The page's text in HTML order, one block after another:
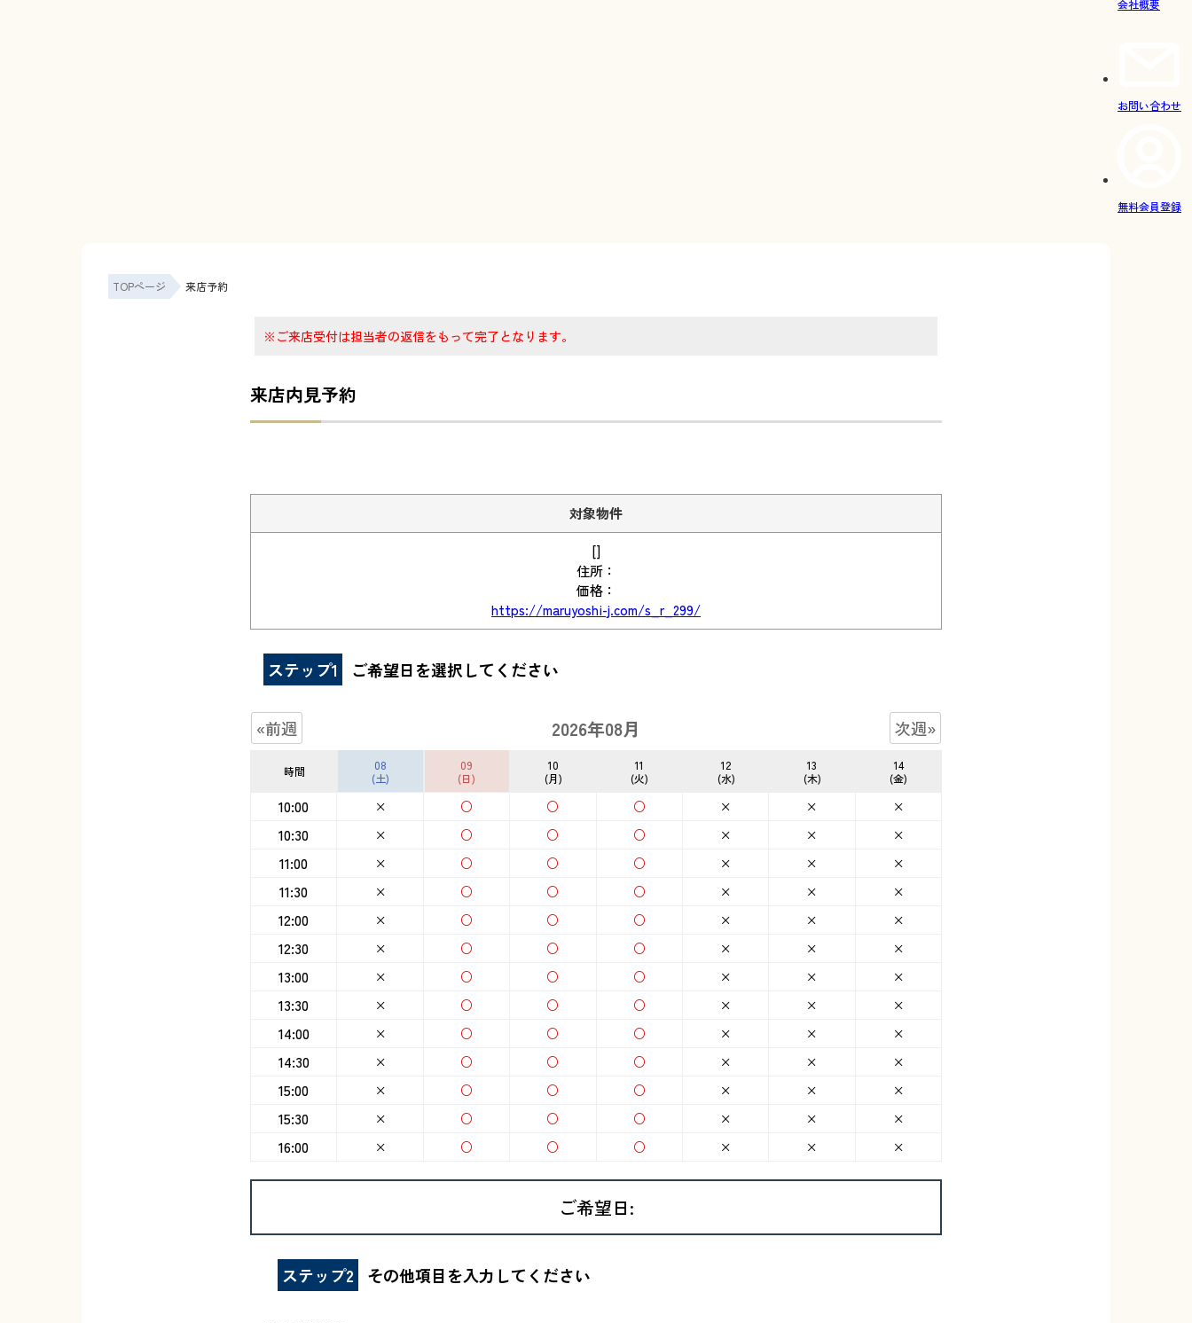
会社概要
お問い合わせ
無料会員登録
TOPページ 来店予約
※ご来店受付は担当者の返信をもって完了となります。
来店内見予約
対象物件
[]
住所：
価格：
https://maruyoshi-j.com/s_r_299/
ステップ1 ご希望日を選択してください
«前週 2026年08月 次週»
時間
10:00
10:30
11:00
11:30
12:00
12:30
13:00
13:30
14:00
14:30
15:00
15:30
16:00
08
(土)
×
×
×
×
×
×
×
×
×
×
×
×
×
09
(日)
○
○
○
○
○
○
○
○
○
○
○
○
○
10
(月)
○
○
○
○
○
○
○
○
○
○
○
○
○
11
(火)
○
○
○
○
○
○
○
○
○
○
○
○
○
12
(水)
×
×
×
×
×
×
×
×
×
×
×
×
×
13
(木)
×
×
×
×
×
×
×
×
×
×
×
×
×
14
(金)
×
×
×
×
×
×
×
×
×
×
×
×
×
ご希望日:
ステップ2 その他項目を入力してください